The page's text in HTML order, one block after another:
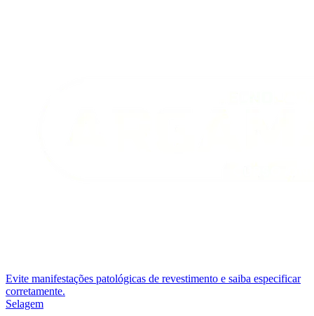
Evite manifestações patológicas de revestimento e saiba especificar
corretamente.
Selagem